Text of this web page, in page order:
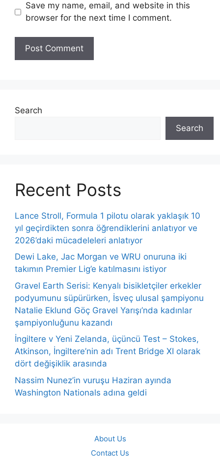
Save my name, email, and website in this
browser for the next time I comment.
Search
Search
Recent Posts
Lance Stroll, Formula 1 pilotu olarak yaklaşık 10
yıl geçirdikten sonra öğrendiklerini anlatıyor ve
2026’daki mücadeleleri anlatıyor
Dewi Lake, Jac Morgan ve WRU onuruna iki
takımın Premier Lig’e katılmasını istiyor
Gravel Earth Serisi: Kenyalı bisikletçiler erkekler
podyumunu süpürürken, İsveç ulusal şampiyonu
Natalie Eklund Göç Gravel Yarışı’nda kadınlar
şampiyonluğunu kazandı
İngiltere v Yeni Zelanda, üçüncü Test – Stokes,
Atkinson, İngiltere’nin adı Trent Bridge XI olarak
dört değişiklik arasında
Nassim Nunez’in vuruşu Haziran ayında
Washington Nationals adına geldi
About Us
Contact Us